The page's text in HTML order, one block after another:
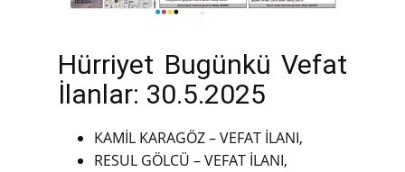
Hürriyet Bugünkü Vefat
İlanlar: 30.5.2025
KAMİL KARAGÖZ – VEFAT İLANI,
RESUL GÖLCÜ – VEFAT İLANI,